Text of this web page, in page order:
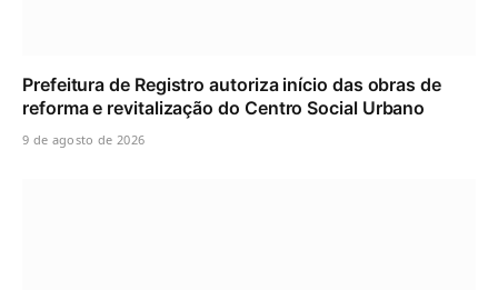
Prefeitura de Registro autoriza início das obras de
reforma e revitalização do Centro Social Urbano
9 de agosto de 2026